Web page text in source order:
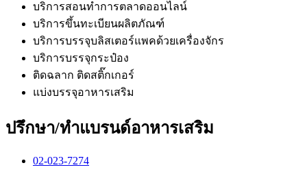
บริการสอนทำการตลาดออนไลน์
บริการขึ้นทะเบียนผลิตภัณฑ์
บริการบรรจุบลิสเตอร์แพคด้วยเครื่องจักร
บริการบรรจุกระป๋อง
ติดฉลาก ติดสติ๊กเกอร์
แบ่งบรรจุอาหารเสริม
ปรึกษา/ทำแบรนด์อาหารเสริม
02-023-7274​